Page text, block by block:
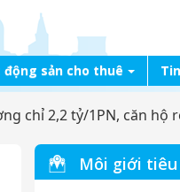
động sản cho thuê
chỉ 2,2 tỷ/1PN, căn hộ
Môi giới tiêu